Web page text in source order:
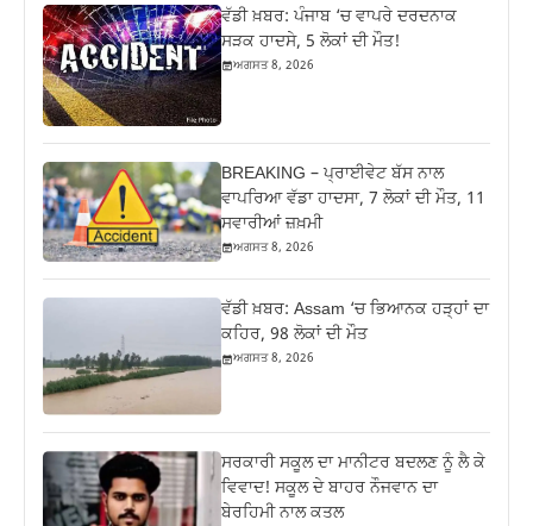
ਵੱਡੀ ਖ਼ਬਰ: ਪੰਜਾਬ ‘ਚ ਵਾਪਰੇ ਦਰਦਨਾਕ
ਸੜਕ ਹਾਦਸੇ, 5 ਲੋਕਾਂ ਦੀ ਮੌਤ!
ਅਗਸਤ 8, 2026
BREAKING – ਪ੍ਰਾਈਵੇਟ ਬੱਸ ਨਾਲ
ਵਾਪਰਿਆ ਵੱਡਾ ਹਾਦਸਾ, 7 ਲੋਕਾਂ ਦੀ ਮੌਤ, 11
ਸਵਾਰੀਆਂ ਜ਼ਖ਼ਮੀ
ਅਗਸਤ 8, 2026
ਵੱਡੀ ਖ਼ਬਰ: Assam ‘ਚ ਭਿਆਨਕ ਹੜ੍ਹਾਂ ਦਾ
ਕਹਿਰ, 98 ਲੋਕਾਂ ਦੀ ਮੌਤ
ਅਗਸਤ 8, 2026
ਸਰਕਾਰੀ ਸਕੂਲ ਦਾ ਮਾਨੀਟਰ ਬਦਲਣ ਨੂੰ ਲੈ ਕੇ
ਵਿਵਾਦ! ਸਕੂਲ ਦੇ ਬਾਹਰ ਨੌਜਵਾਨ ਦਾ
ਬੇਰਹਿਮੀ ਨਾਲ ਕਤਲ